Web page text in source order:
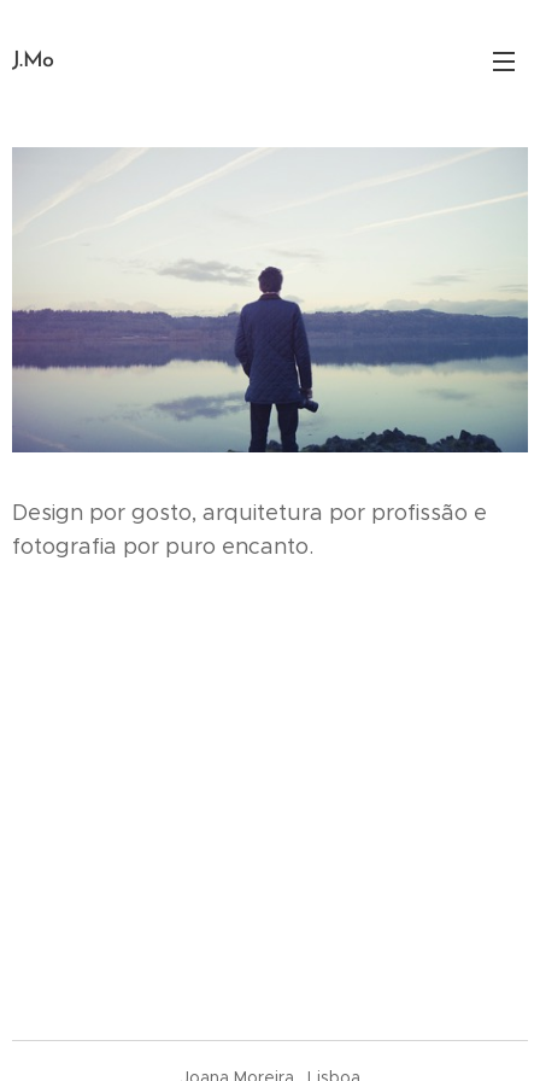
J.Mo
Design por gosto, arquitetura por profissão e
fotografia por puro encanto.